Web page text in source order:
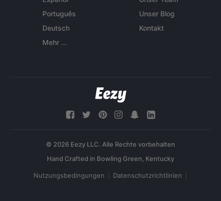
Português
Deutsch
Mehr ...
Unser Blog
Kontakt
© 2026 Eezy LLC. Alle Rechte vorbehalten
Nutzungsbedingungen Datenschutzrichtlinien